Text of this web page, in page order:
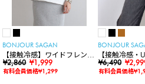
BONJOUR SAGAN
【接触冷感】ワイドフレンチ
スリーブTシャツ
¥2,860 ¥1,999
有料会員価格¥1,299
BONJOUR
【接触冷感・
ャーリングス
ス
¥6,490
有料会員価格